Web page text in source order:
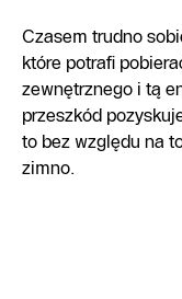
Czasem trudno
które potrafi
zewnętrznego i tą
przeszkód
to bez względu na
zimno.